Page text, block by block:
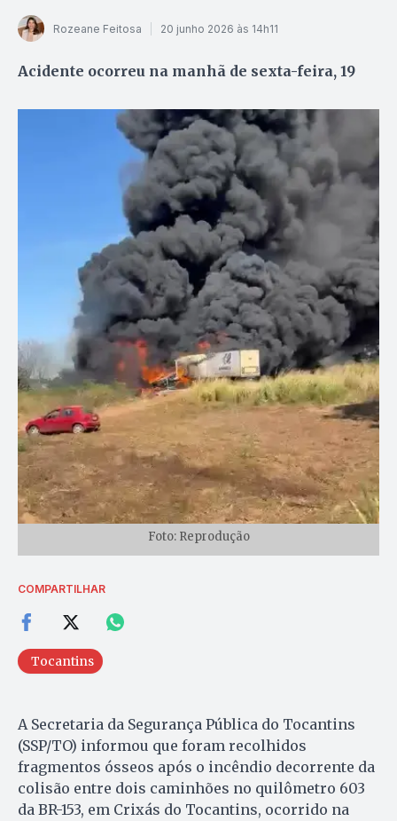
Rozeane Feitosa 20 junho 2026 às 14h11
Acidente ocorreu na manhã de sexta-feira, 19
Foto: Reprodução
COMPARTILHAR
Tocantins
A Secretaria da Segurança Pública do Tocantins
(SSP/TO) informou que foram recolhidos
fragmentos ósseos após o incêndio decorrente da
colisão entre dois caminhões no quilômetro 603
da BR-153, em Crixás do Tocantins, ocorrido na